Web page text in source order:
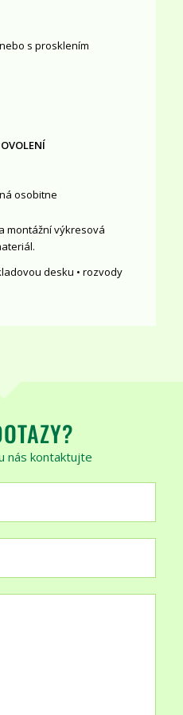
s prosklením
osobitne
montážní výkresová
desku • rozvody
nás kontaktujte